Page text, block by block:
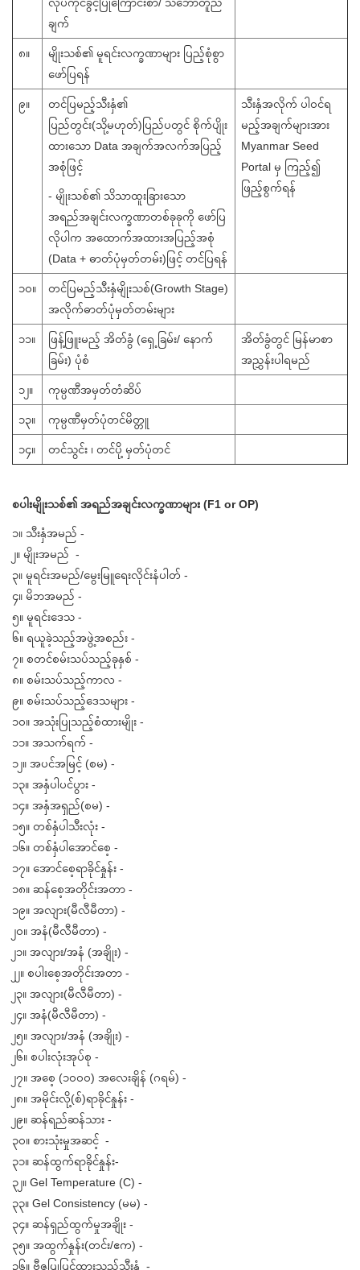
ချက်
၈။
မျိုးသစ်၏ မူရင်းလက္ခဏာများ ပြည့်စုံစွာ
ဖော်ပြရန်
၉။
တင်ပြမည့်သီးနှံ၏
ပြည်တွင်း(သို့မဟုတ်)ပြည်ပတွင် စိုက်ပျိုး
ထားသော Data အချက်အလက်အပြည့်
အစုံဖြင့်
- မျိုးသစ်၏ သိသာထူးခြားသော
အရည်အချင်းလက္ခဏာတစ်ခုခုကို ဖော်ပြ
လိုပါက အထောက်အထားအပြည့်အစုံ
(Data + ဓာတ်ပုံမှတ်တမ်း)ဖြင့် တင်ပြရန်
သီးနှံအလိုက် ပါဝင်ရ
မည့်အချက်များအား
Myanmar Seed
Portal မှ ကြည့်၍
ဖြည့်စွက်ရန်
၁၀။
တင်ပြမည့်သီးနှံမျိုးသစ်(Growth Stage)
အလိုက်ဓာတ်ပုံမှတ်တမ်းများ
၁၁။
ဖြန့်ဖြူးမည့် အိတ်ခွံ (ရှေ့ခြမ်း/ နောက်
ခြမ်း) ပုံစံ
အိတ်ခွံတွင် မြန်မာစာ
အညွှန်းပါရမည်
၁၂။ ကုမ္ပဏီအမှတ်တံဆိပ်
၁၃။ ကုမ္ပဏီမှတ်ပုံတင်မိတ္တူ
၁၄။ တင်သွင်း ၊ တင်ပို့ မှတ်ပုံတင်
စပါးမျိုးသစ်၏ အရည်အချင်းလက္ခဏာများ (F1 or OP)
၁။ သီးနှံအမည် -
၂။ မျိုးအမည် -
၃။ မူရင်းအမည်/မွေးမြူရေးလိုင်းနံပါတ် -
၄။ မိဘအမည် -
၅။ မူရင်းဒေသ -
၆။ ရယူခဲ့သည့်အဖွဲ့အစည်း -
၇။ စတင်စမ်းသပ်သည့်ခုနှစ် -
၈။ စမ်းသပ်သည့်ကာလ -
၉။ စမ်းသပ်သည့်ဒေသများ -
၁၀။ အသုံးပြုသည့်စံထားမျိုး -
၁၁။ အသက်ရက် -
၁၂။ အပင်အမြင့် (စမ) -
၁၃။ အနှံပါပင်ပွား -
၁၄။ အနှံအရှည်(စမ) -
၁၅။ တစ်နှံပါသီးလုံး -
၁၆။ တစ်နှံပါအောင်စေ့ -
၁၇။ အောင်စေ့ရာခိုင်နှုန်း -
၁၈။ ဆန်စေ့အတိုင်းအတာ -
၁၉။ အလျား(မီလီမီတာ) -
၂၀။ အနံ(မီလီမီတာ) -
၂၁။ အလျား/အနံ (အချိုး) -
၂၂။ စပါးစေ့အတိုင်းအတာ -
၂၃။ အလျား(မီလီမီတာ) -
၂၄။ အနံ(မီလီမီတာ) -
၂၅။ အလျား/အနံ (အချိုး) -
၂၆။ စပါးလုံးအုပ်စု -
၂၇။ အစေ့ (၁၀၀၀) အလေးချိန် (ဂရမ်) -
၂၈။ အမိုင်းလို့(စ်)ရာခိုင်နှုန်း -
၂၉။ ဆန်ရည်ဆန်သား -
၃၀။ စားသုံးမှုအဆင့် -
၃၁။ ဆန်ထွက်ရာခိုင်နှုန်း-
၃၂။ Gel Temperature (C) -
၃၃။ Gel Consistency (မမ) -
၃၄။ ဆန်ရှည်ထွက်မှုအချိုး -
၃၅။ အထွက်နှုန်း(တင်း/ဧက) -
၃၆။ ဗီဇပြုပြင်ထားသည့်သီးနှံ -